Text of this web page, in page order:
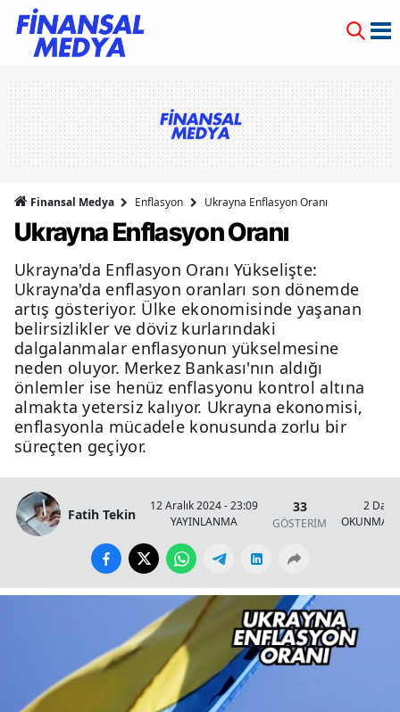
Finansal Medya Enflasyon Ukrayna Enflasyon Oranı
Ukrayna Enflasyon Oranı
Ukrayna'da Enflasyon Oranı Yükselişte:
Ukrayna'da enflasyon oranları son dönemde
artış gösteriyor. Ülke ekonomisinde yaşanan
belirsizlikler ve döviz kurlarındaki
dalgalanmalar enflasyonun yükselmesine
neden oluyor. Merkez Bankası'nın aldığı
önlemler ise henüz enflasyonu kontrol altına
almakta yetersiz kalıyor. Ukrayna ekonomisi,
enflasyonla mücadele konusunda zorlu bir
süreçten geçiyor.
Fatih Tekin
12 Aralık 2024 - 23:09
YAYINLANMA
33
GÖSTERİM
2
OKUNMA